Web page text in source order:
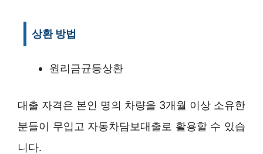
상환 방법
원리금균등상환
대출 자격은 본인 명의 차량을 3개월 이상 소유한
분들이 무입고 자동차담보대출로 활용할 수 있습
니다.